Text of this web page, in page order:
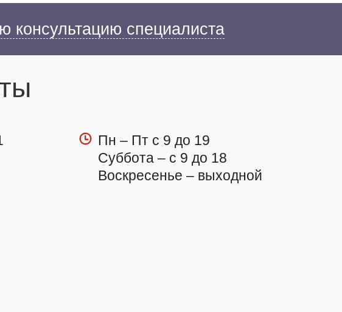
консультацию специалиста
Пн – Пт с 9 до 19
Суббота – с 9 до 18
Воскресенье – выходной